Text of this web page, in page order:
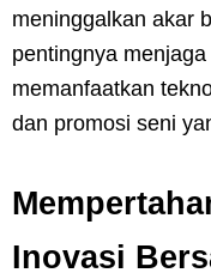
meninggalkan akar
pentingnya
memanfaatkan
dan promosi seni
Inovasi